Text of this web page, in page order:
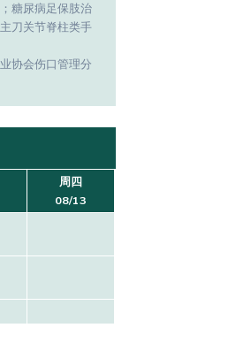
糖尿病足保肢治
刀关节脊柱类手
协会伤口管理分
周四
08/13